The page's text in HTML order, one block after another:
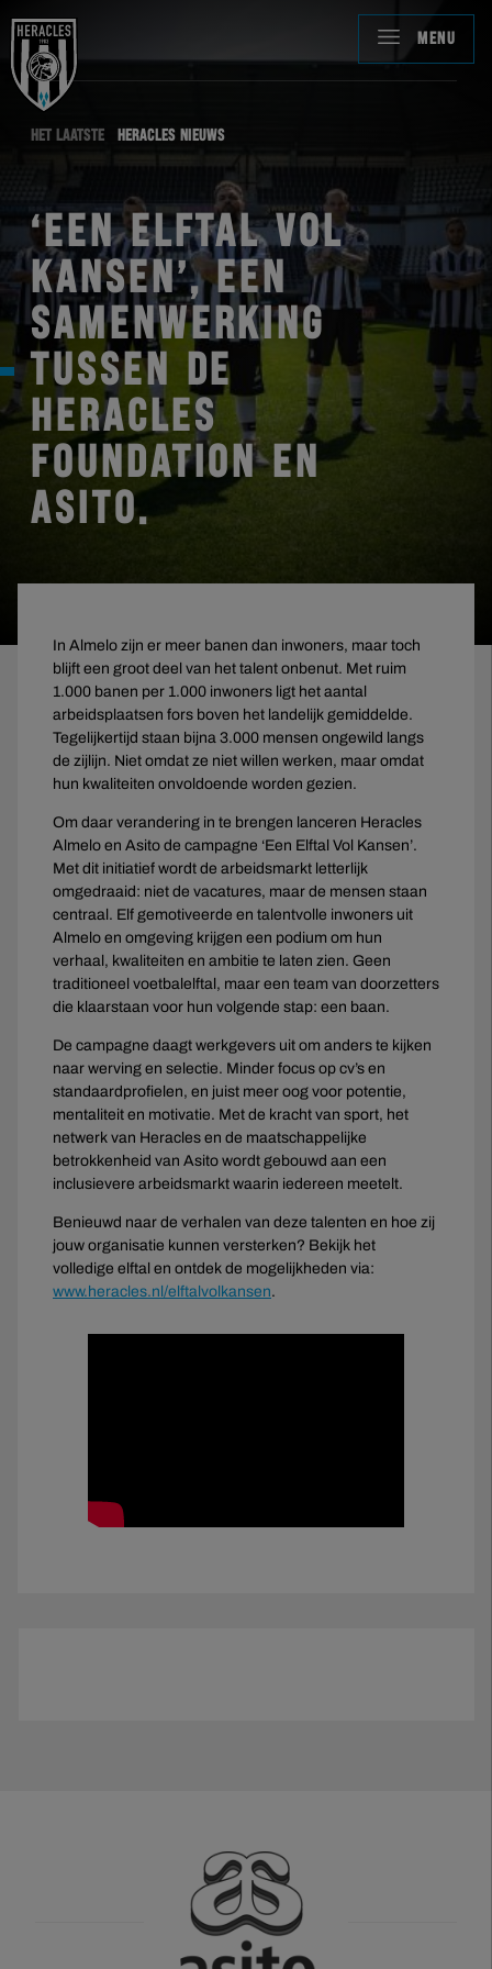
MENU
HET LAATSTE HERACLES NIEUWS
‘EEN ELFTAL VOL
KANSEN’, EEN
SAMENWERKING
TUSSEN DE
HERACLES
FOUNDATION EN
ASITO.
In Almelo zijn er meer banen dan inwoners, maar toch
blijft een groot deel van het talent onbenut. Met ruim
1.000 banen per 1.000 inwoners ligt het aantal
arbeidsplaatsen fors boven het landelijk gemiddelde.
Tegelijkertijd staan bijna 3.000 mensen ongewild langs
de zijlijn. Niet omdat ze niet willen werken, maar omdat
hun kwaliteiten onvoldoende worden gezien.
Om daar verandering in te brengen lanceren Heracles
Almelo en Asito de campagne ‘Een Elftal Vol Kansen’.
Met dit initiatief wordt de arbeidsmarkt letterlijk
omgedraaid: niet de vacatures, maar de mensen staan
centraal. Elf gemotiveerde en talentvolle inwoners uit
Almelo en omgeving krijgen een podium om hun
verhaal, kwaliteiten en ambitie te laten zien. Geen
traditioneel voetbalelftal, maar een team van doorzetters
die klaarstaan voor hun volgende stap: een baan.
De campagne daagt werkgevers uit om anders te kijken
naar werving en selectie. Minder focus op cv’s en
standaardprofielen, en juist meer oog voor potentie,
mentaliteit en motivatie. Met de kracht van sport, het
netwerk van Heracles en de maatschappelijke
betrokkenheid van Asito wordt gebouwd aan een
inclusievere arbeidsmarkt waarin iedereen meetelt.
Benieuwd naar de verhalen van deze talenten en hoe zij
jouw organisatie kunnen versterken? Bekijk het
volledige elftal en ontdek de mogelijkheden via:
www.heracles.nl/elftalvolkansen.